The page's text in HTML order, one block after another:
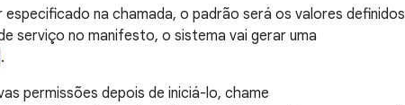
na chamada, o padrão será os valores definidos
serviço no manifesto, o sistema vai gerar uma
.
permissões depois de iniciá-lo, chame